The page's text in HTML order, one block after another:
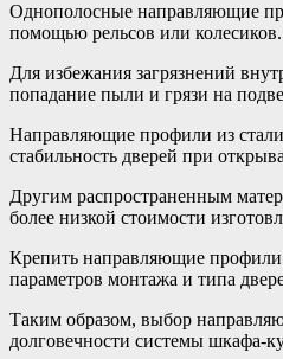
Однополосные направляющие
помощью рельсов или
Для избежания загрязнений
попадание пыли и грязи на
Направляющие профили из
стабильность дверей при
Другим распространенным
более низкой стоимости
Крепить направляющие
параметров монтажа и типа
Таким образом, выбор
долговечности системы шкафа-